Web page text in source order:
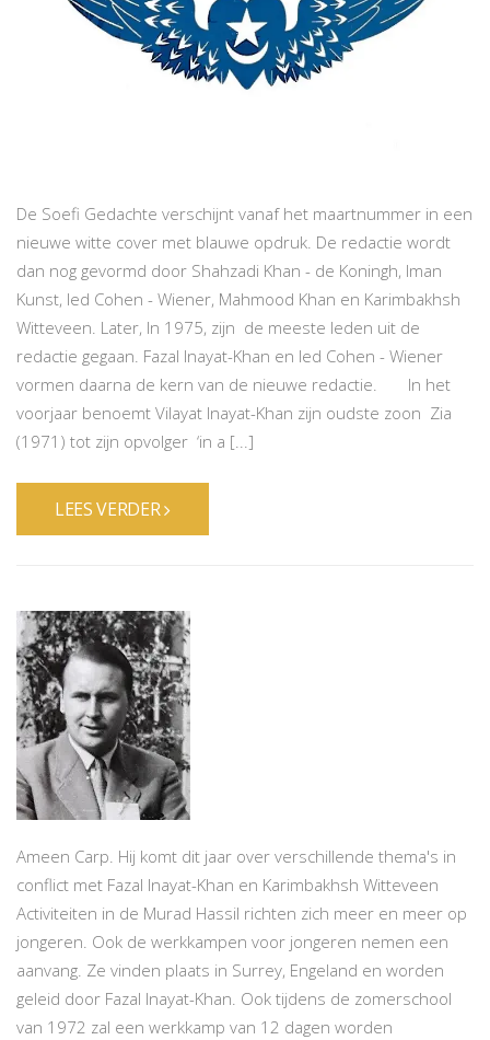
De Soefi Gedachte verschijnt vanaf het maartnummer in een
nieuwe witte cover met blauwe opdruk. De redactie wordt
dan nog gevormd door Shahzadi Khan - de Koningh, Iman
Kunst, Ied Cohen - Wiener, Mahmood Khan en Karimbakhsh
Witteveen. Later, In 1975, zijn de meeste leden uit de
redactie gegaan. Fazal Inayat-Khan en Ied Cohen - Wiener
vormen daarna de kern van de nieuwe redactie. In het
voorjaar benoemt Vilayat Inayat-Khan zijn oudste zoon Zia
(1971) tot zijn opvolger ‘in a [...]
LEES VERDER
Ameen Carp. Hij komt dit jaar over verschillende thema's in
conflict met Fazal Inayat-Khan en Karimbakhsh Witteveen
Activiteiten in de Murad Hassil richten zich meer en meer op
jongeren. Ook de werkkampen voor jongeren nemen een
aanvang. Ze vinden plaats in Surrey, Engeland en worden
geleid door Fazal Inayat-Khan. Ook tijdens de zomerschool
van 1972 zal een werkkamp van 12 dagen worden